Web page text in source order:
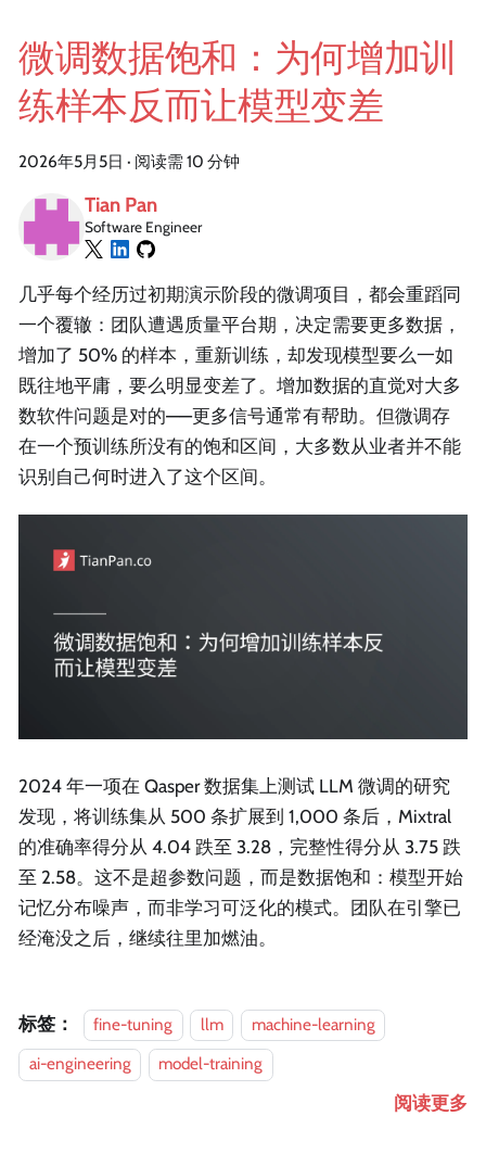
微调数据饱和：为何增加训
练样本反而让模型变差
2026年5月5日 · 阅读需 10 分钟
Tian Pan
Software Engineer
几乎每个经历过初期演示阶段的微调项目，都会重蹈同
一个覆辙：团队遭遇质量平台期，决定需要更多数据，
增加了 50% 的样本，重新训练，却发现模型要么一如
既往地平庸，要么明显变差了。增加数据的直觉对大多
数软件问题是对的——更多信号通常有帮助。但微调存
在一个预训练所没有的饱和区间，大多数从业者并不能
识别自己何时进入了这个区间。
2024 年一项在 Qasper 数据集上测试 LLM 微调的研究
发现，将训练集从 500 条扩展到 1,000 条后，Mixtral
的准确率得分从 4.04 跌至 3.28，完整性得分从 3.75 跌
至 2.58。这不是超参数问题，而是数据饱和：模型开始
记忆分布噪声，而非学习可泛化的模式。团队在引擎已
经淹没之后，继续往里加燃油。
标签： fine-tuning llm
machine-learning
ai-engineering
model-training
阅读更多